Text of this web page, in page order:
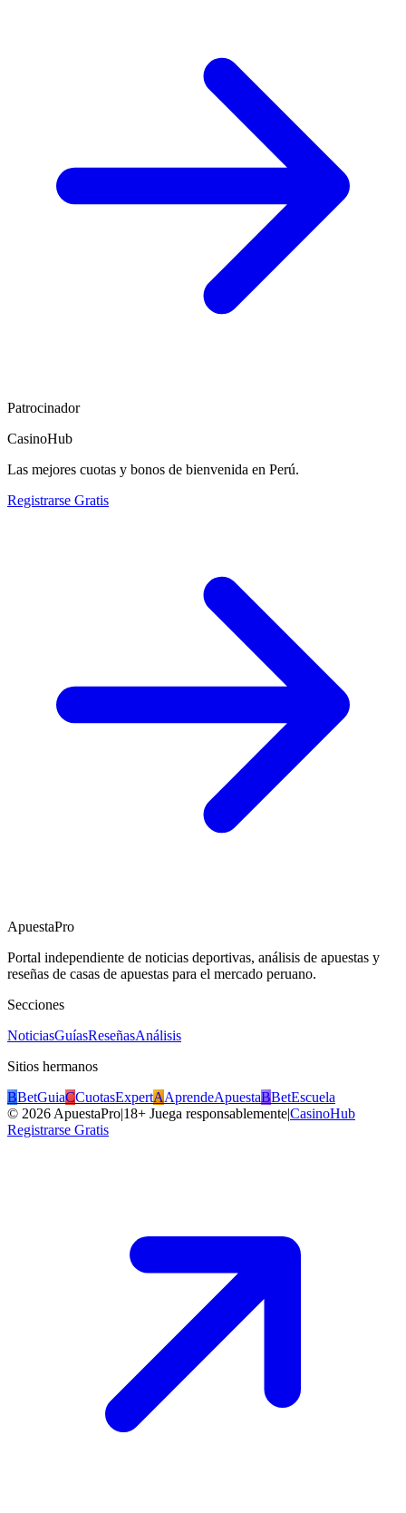
Patrocinador
CasinoHub
Las mejores cuotas y bonos de bienvenida en Perú.
Registrarse Gratis
ApuestaPro
Portal independiente de noticias deportivas, análisis de apuestas y
reseñas de casas de apuestas para el mercado peruano.
Secciones
NoticiasGuíasReseñasAnálisis
Sitios hermanos
BBetGuiaCCuotasExpertAAprendeApuestaBBetEscuela
© 2026 ApuestaPro|18+ Juega responsablemente|CasinoHub
Registrarse Gratis